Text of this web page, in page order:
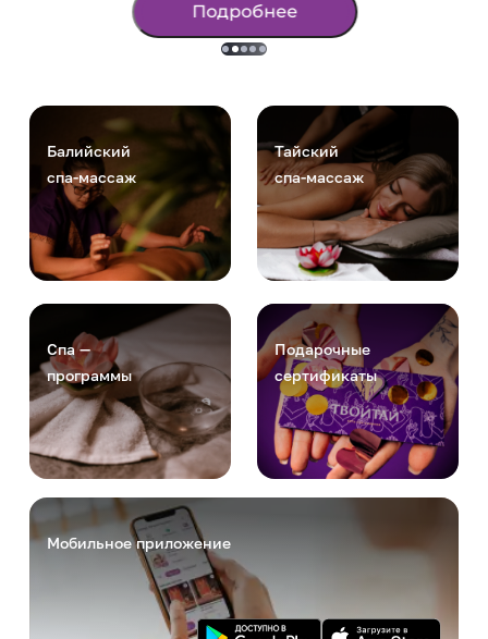
Подробнее
Балийский
спа-массаж
Тайский
спа-массаж
Спа —
программы
Подарочные
сертификаты
Мобильное приложение